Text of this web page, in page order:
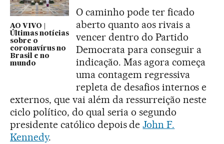
AO VIVO |
Últimas notícias
sobre o
coronavírus no
Brasil e no
mundo
O caminho pode ter ficado
aberto quanto aos rivais a
vencer dentro do Partido
Democrata para conseguir a
indicação. Mas agora começa
uma contagem regressiva
repleta de desafios internos e
externos, que vai além da ressurreição neste
ciclo político, do qual seria o segundo
presidente católico depois deJohn F.
Kennedy.